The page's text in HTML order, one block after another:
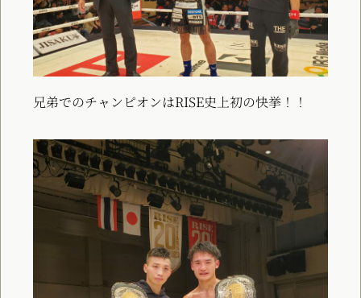
兄弟でのチャンピオンはRISE史上初の快挙！！